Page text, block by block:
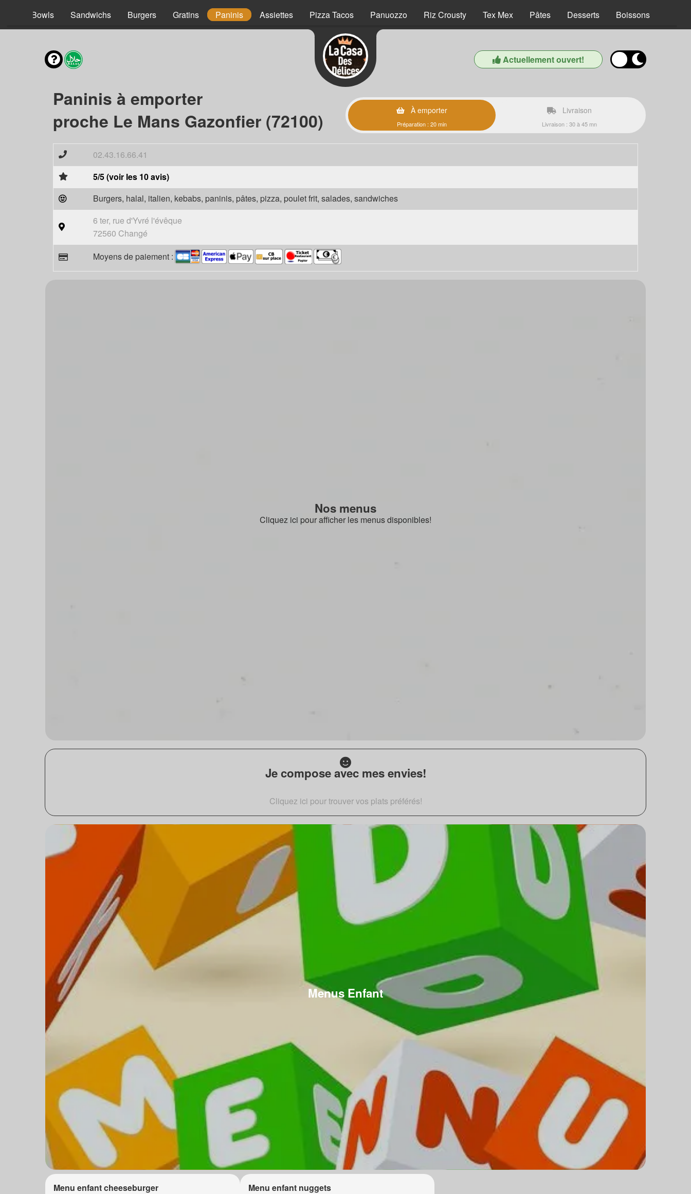
Bowls Sandwichs Burgers Gratins Paninis Assiettes Pizza Tacos Panuozzo Riz Crousty Tex Mex Pâtes Desserts Boissons
Actuellement ouvert!
Paninis à emporter
proche Le Mans Gazonfier (72100)
À emporter
Préparation : 20 min
Livraison
Livraison : 30 à 45 mn
02.43.16.66.41
5/5 (voir les 10 avis)
Burgers, halal, italien, kebabs, paninis, pâtes, pizza, poulet frit, salades, sandwiches
6 ter, rue d'Yvré l'évêque
72560 Changé
Moyens de paiement :
Nos menus
Cliquez ici pour afficher les menus disponibles!
Je compose avec mes envies!
Cliquez ici pour trouver vos plats préférés!
Menus Enfant
Menu enfant cheeseburger Menu enfant nuggets